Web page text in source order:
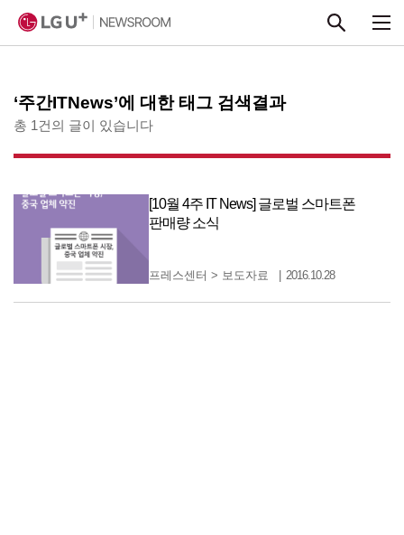
‘주간ITNews’에 대한 태그 검색결과
총 1건의 글이 있습니다
[10월 4주 IT News] 글로벌 스마트폰
판매량 소식
프레스센터 > 보도자료 2016.10.28